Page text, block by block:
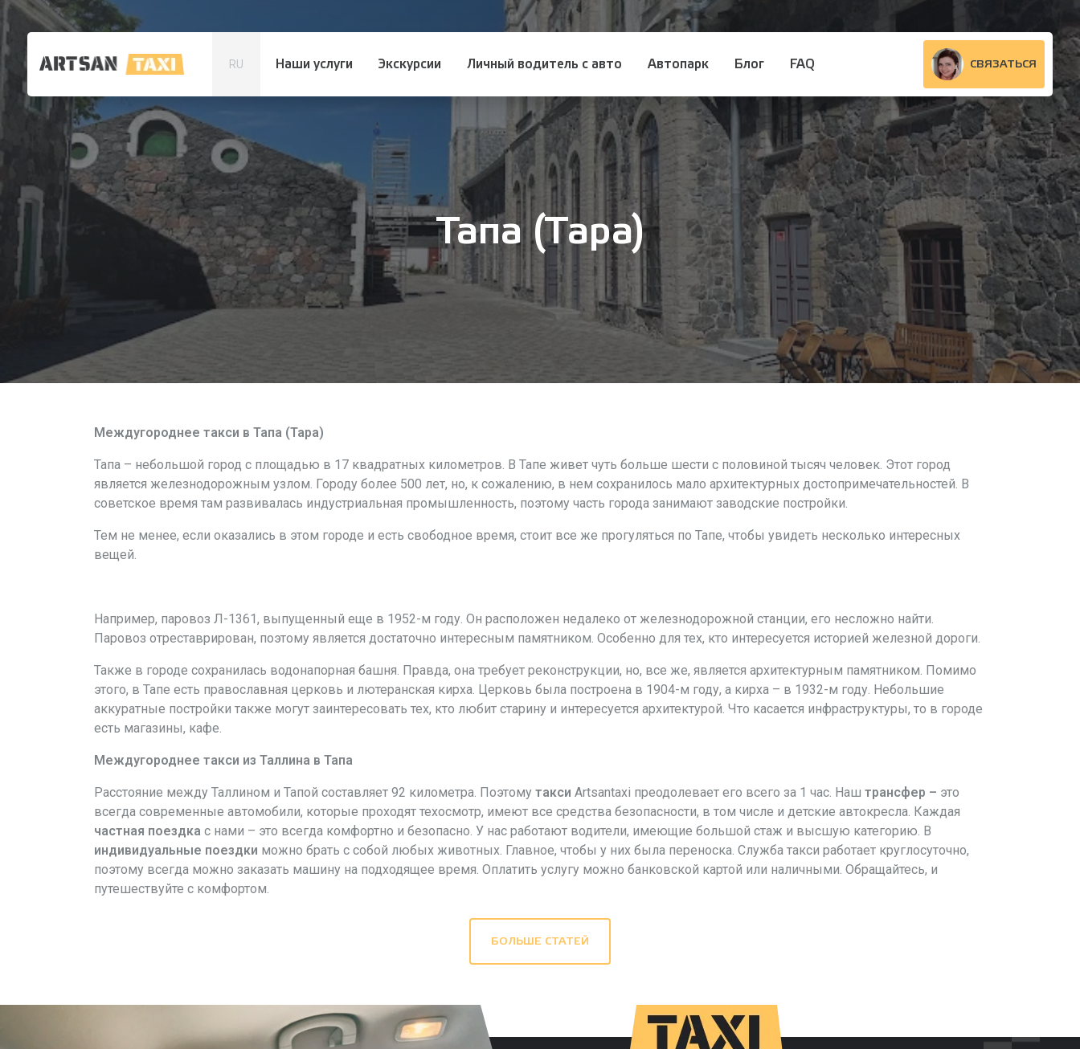
RU Наши услуги Экскурсии Личный водитель с авто Автопарк Блог FAQ СВЯЗАТЬСЯ
Тапа (Tapa)
Междугороднее такси в Тапа (Tapa)
Тапа – небольшой город с площадью в 17 квадратных километров. В Тапе живет чуть больше шести с половиной тысяч человек. Этот город
является железнодорожным узлом. Городу более 500 лет, но, к сожалению, в нем сохранилось мало архитектурных достопримечательностей. В
советское время там развивалась индустриальная промышленность, поэтому часть города занимают заводские постройки.
Тем не менее, если оказались в этом городе и есть свободное время, стоит все же прогуляться по Тапе, чтобы увидеть несколько интересных
вещей.
Например, паровоз Л-1361, выпущенный еще в 1952-м году. Он расположен недалеко от железнодорожной станции, его несложно найти.
Паровоз отреставрирован, поэтому является достаточно интересным памятником. Особенно для тех, кто интересуется историей железной дороги.
Также в городе сохранилась водонапорная башня. Правда, она требует реконструкции, но, все же, является архитектурным памятником. Помимо
этого, в Тапе есть православная церковь и лютеранская кирха. Церковь была построена в 1904-м году, а кирха – в 1932-м году. Небольшие
аккуратные постройки также могут заинтересовать тех, кто любит старину и интересуется архитектурой. Что касается инфраструктуры, то в городе
есть магазины, кафе.
Междугороднее такси из Таллина в Тапа
Расстояние между Таллином и Тапой составляет 92 километра. Поэтому такси Artsantaxi преодолевает его всего за 1 час. Наш трансфер – это
всегда современные автомобили, которые проходят техосмотр, имеют все средства безопасности, в том числе и детские автокресла. Каждая
частная поездка с нами – это всегда комфортно и безопасно. У нас работают водители, имеющие большой стаж и высшую категорию. В
индивидуальные поездки можно брать с собой любых животных. Главное, чтобы у них была переноска. Служба такси работает круглосуточно,
поэтому всегда можно заказать машину на подходящее время. Оплатить услугу можно банковской картой или наличными. Обращайтесь, и
путешествуйте с комфортом.
БОЛЬШЕ СТАТЕЙ